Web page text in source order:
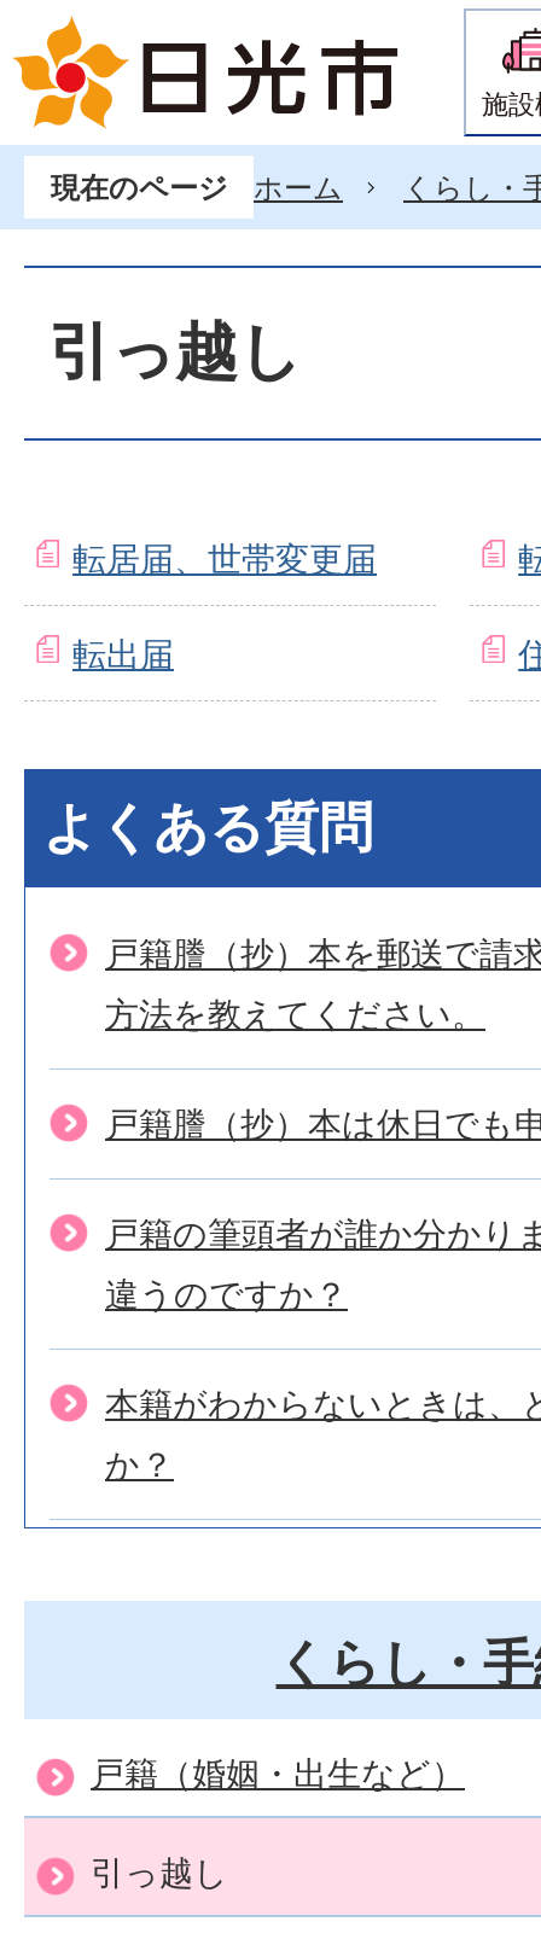
施
現在のページ ホーム くらし・
引っ越し
転居届、世帯変更届
転出届
よくある質問
戸籍謄（抄）本を郵送で請
方法を教えてください。
戸籍謄（抄）本は休日でも
戸籍の筆頭者が誰か分かり
違うのですか？
本籍がわからないときは、
か？
すか？
土曜日・日曜日・祝日や夜
くらし・
戸籍（婚姻・出生など）
引っ越し